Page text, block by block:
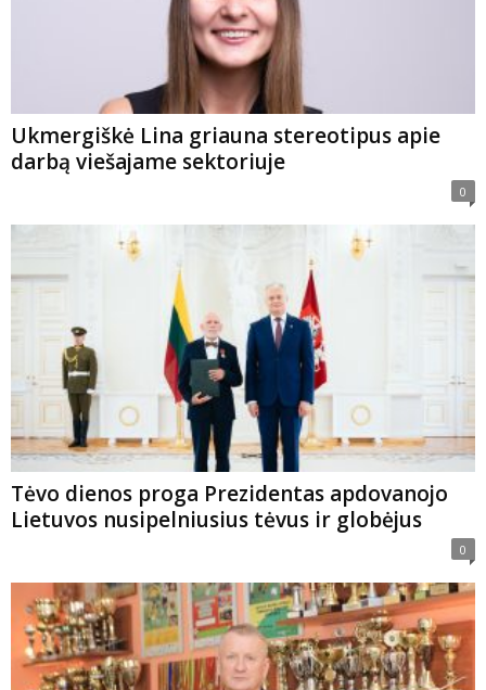
Ukmergiškė Lina griauna stereotipus apie
darbą viešajame sektoriuje
0
Tėvo dienos proga Prezidentas apdovanojo
Lietuvos nusipelniusius tėvus ir globėjus
0